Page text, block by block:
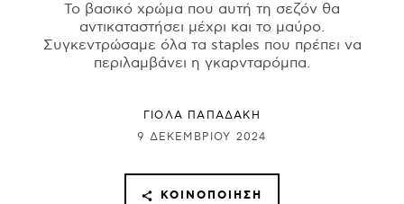
Το βασικό χρώμα που αυτή τη σεζόν θα
αντικαταστήσει μέχρι και το μαύρο.
Συγκεντρώσαμε όλα τα staples που πρέπει να
περιλαμβάνει η γκαρνταρόμπα.
ΓΙΌΛΑ ΠΑΠΑΔΆΚΗ
9 ΔΕΚΕΜΒΡΊΟΥ 2024
ΚΟΙΝΟΠΟΊΗΣΗ